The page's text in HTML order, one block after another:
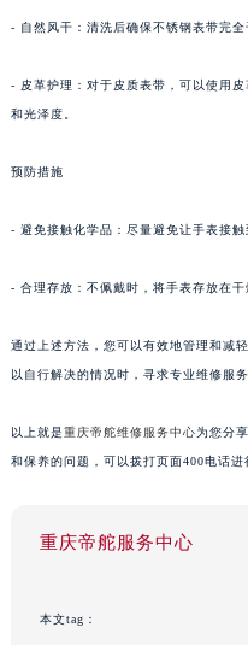
- 自然风干：清洗后确保不锈钢表带完全
- 皮革护理：对于皮质表带，可以使用
和光泽度。
预防措施
- 避免接触化学品：尽量避免让手表接
- 合理存放：不佩戴时，将手表存放在干
通过上述方法，您可以有效地管理和减
以自行解决的情况时，寻求专业维修服
以上就是重庆帝舵维修服务中心为您分
和保养的问题，可以拨打页面400电话进
重庆帝舵服务中心
本文tag：